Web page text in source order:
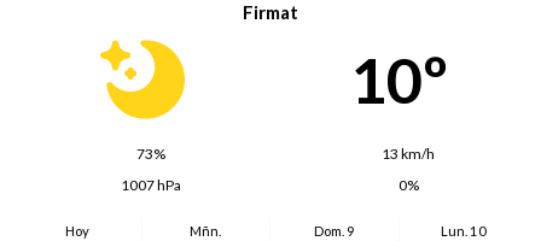
Firmat
10º
73%
13 km/h
1007 hPa
0%
Hoy
Mñn.
Dom. 9
Lun. 10